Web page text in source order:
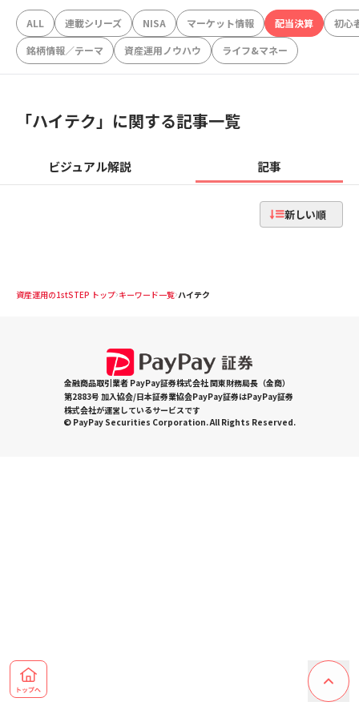
ALL 連載シリーズ NISA マーケット情報 配当決算
初心
銘柄情報／テーマ
資産運用ノウハウ ライフ&マネー
「ハイテク」に関する記事一覧
ビジュアル解説 記事
新しい順
資産運用の1stSTEP トップ キーワード一覧 ハイテク
金融商品取引業者 PayPay証券株式会社 関東財務局長（金商）
第2883号 加入協会/日本証券業協会PayPay証券はPayPay証券
株式会社が運営しているサービスです
© PayPay Securities Corporation. All Rights Reserved.